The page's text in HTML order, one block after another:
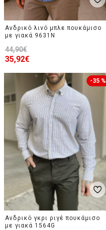
Ανδρικό λινό μπλε πουκάμισο
με γιακά 9631N
35,92€
44,90€
-35 %
Ανδρικό γκρι ριγέ πουκάμισο
με γιακά 1564G